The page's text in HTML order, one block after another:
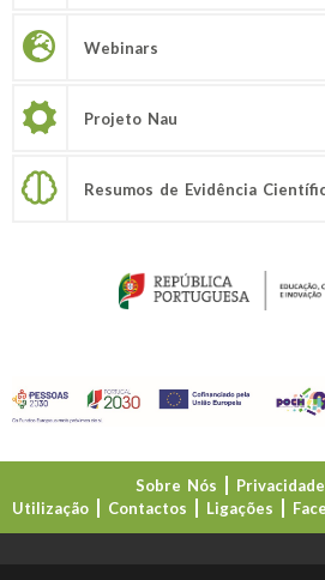
Webinars
Projeto Nau
Resumos de Evidência
Sobre Nós Privacidade
Utilização
Contactos Ligações